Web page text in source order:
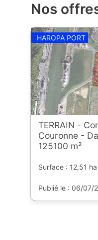
Nos
HAROPA PORT
TERRAIN -
Couronne -
125100 m²
Surface : 12,51 ha
Publié le : 06/07/